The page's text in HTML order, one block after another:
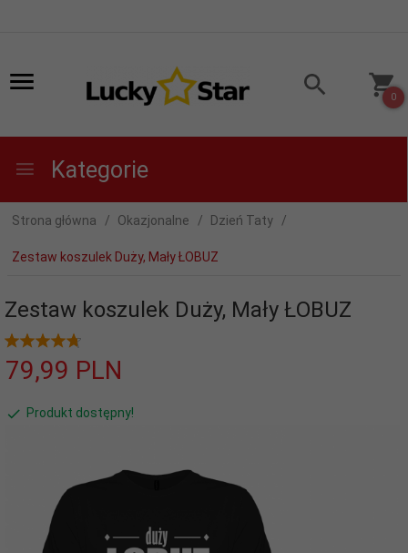
0
Kategorie
Strona główna Okazjonalne Dzień Taty
Zestaw koszulek Duży, Mały ŁOBUZ
Zestaw koszulek Duży, Mały ŁOBUZ
79,99 PLN
Produkt dostępny!